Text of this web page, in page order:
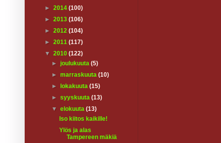
► 2014 (100)
► 2013 (106)
► 2012 (104)
► 2011 (117)
▼ 2010 (122)
►joulukuuta(5)
►marraskuuta(10)
►
lokakuuta(15)
►syyskuuta(13)
▼elokuuta(13)
Iso kiitos kaikille!
Ylös ja alas
Tampereen mäkiä